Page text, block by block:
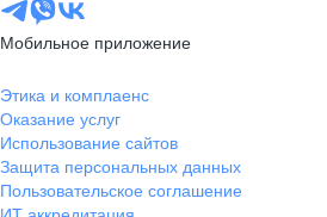
Мобильное приложение
Этика и комплаенс
Оказание услуг
Использование сайтов
Защита персональных данных
Пользовательское соглашение